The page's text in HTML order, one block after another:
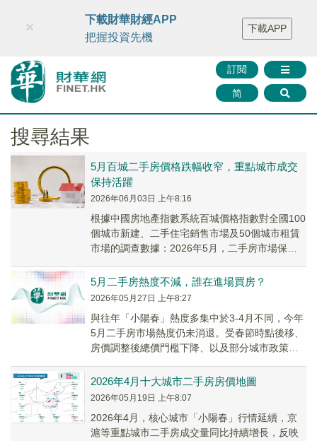
財華智庫網 FINTV FINMETA 財華證券 媒體矩陣
智庫沙龍
聯絡我們
訂閱
简
×
下載財華財經APP
把握投資先機
下載APP
搜尋結果
5月百城二手房價格跌幅收窄，重點城市成交
保持活躍
2026年06月03日 上午8:16
根據中國房地產指數系統百城價格指數對全國100
個城市新建、二手住宅銷售市場及50個城市租賃
市場的調查數據：2026年5月，二手房市場保持
二...
5月二手房熱度不減，誰在進場買房？
2026年05月27日 上午8:27
與往年「小陽春」熱度多集中於3-4月不同，今年
5月二手房市場熱度仍未消退。受春節時點後移、
房價調整後總價門檻下降、以及部分城市政策優
增，...
2026年4月十大城市二手房房價地圖
2026年05月19日 上午8:07
2026年4月，核心城市「小陽春」行情延續，京
滬等重點城市二手房成交量同比持續增長，反映